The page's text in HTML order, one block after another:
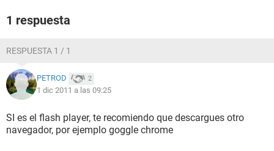
1 respuesta
RESPUESTA 1 / 1
PETROD 2
1 dic 2011 a las 09:25
SI es el flash player, te recomiendo que descargues otro
navegador, por ejemplo goggle chrome